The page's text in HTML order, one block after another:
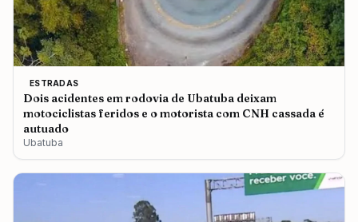
ESTRADAS
Dois acidentes em rodovia de Ubatuba deixam
motociclistas feridos e o motorista com CNH cassada é
autuado
Ubatuba